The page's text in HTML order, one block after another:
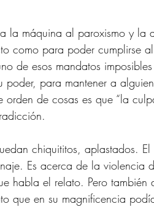
la máquina al paroxismo y la
como para poder cumplirse
de esos mandatos
para mantener a
de cosas es que “la
chiquititos, aplastados.
Es acerca de la violencia
habla el relato. Pero también
que en su magnificencia